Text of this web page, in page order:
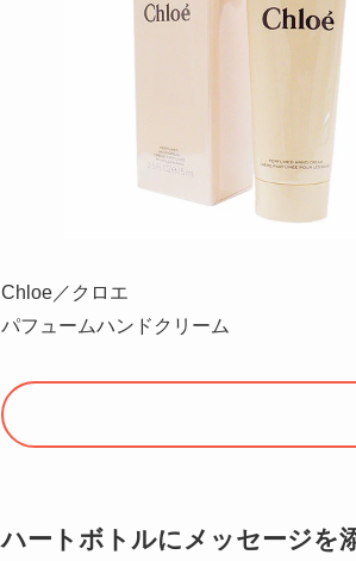
Chloe／クロエ
パフュームハンドクリーム
ハートボトルにメッセージを